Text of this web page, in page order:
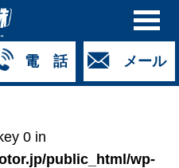
メール
電 話
5268-
0 in
public_html/wp-